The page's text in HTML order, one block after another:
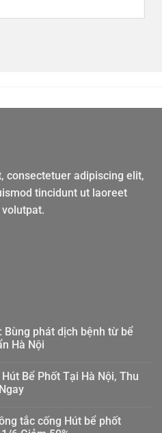
consectetuer adipiscing elit,
tincidunt ut laoreet
Bùng phát dịch bệnh từ bể
Hà Nội
Bể Phốt Tại Hà Nội, Thu
tắc cống Hút bể phốt